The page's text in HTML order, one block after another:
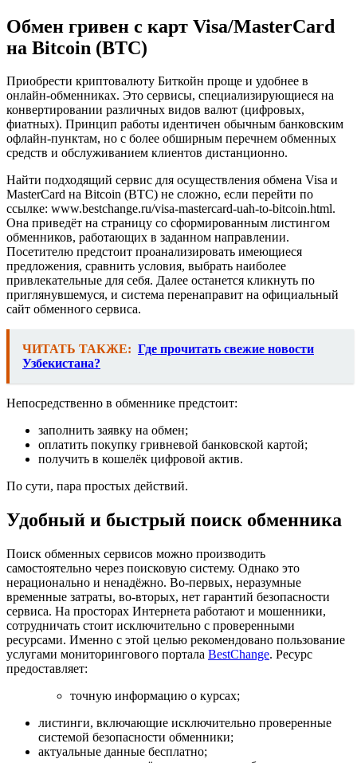
Обмен гривен с карт Visa/MasterCard
на Bitcoin (BTC)
Приобрести криптовалюту Биткойн проще и удобнее в
онлайн-обменниках. Это сервисы, специализирующиеся на
конвертировании различных видов валют (цифровых,
фиатных). Принцип работы идентичен обычным банковским
офлайн-пунктам, но с более обширным перечнем обменных
средств и обслуживанием клиентов дистанционно.
Найти подходящий сервис для осуществления обмена Visa и
MasterCard на Bitcoin (BTC) не сложно, если перейти по
ссылке: www.bestchange.ru/visa-mastercard-uah-to-bitcoin.html.
Она приведёт на страницу со сформированным листингом
обменников, работающих в заданном направлении.
Посетителю предстоит проанализировать имеющиеся
предложения, сравнить условия, выбрать наиболее
привлекательные для себя. Далее останется кликнуть по
приглянувшемуся, и система перенаправит на официальный
сайт обменного сервиса.
ЧИТАТЬ ТАКЖЕ: Где прочитать свежие новости
Узбекистана?
Непосредственно в обменнике предстоит:
заполнить заявку на обмен;
оплатить покупку гривневой банковской картой;
получить в кошелёк цифровой актив.
По сути, пара простых действий.
Удобный и быстрый поиск обменника
Поиск обменных сервисов можно производить
самостоятельно через поисковую систему. Однако это
нерационально и ненадёжно. Во-первых, неразумные
временные затраты, во-вторых, нет гарантий безопасности
сервиса. На просторах Интернета работают и мошенники,
сотрудничать стоит исключительно с проверенными
ресурсами. Именно с этой целью рекомендовано пользование
услугами мониторингового портала BestChange. Ресурс
предоставляет:
точную информацию о курсах;
листинги, включающие исключительно проверенные
системой безопасности обменники;
актуальные данные бесплатно;